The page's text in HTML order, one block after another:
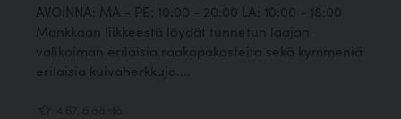
AVOINNA: MA - PE: 10:00 - 20:00 LA: 10:00 - 18:00
Mankkaan liikkeestä löydät tunnetun laajan
valikoiman erilaisia raakapakasteita sekä kymmeniä
erilaisia kuivaherkkuja....